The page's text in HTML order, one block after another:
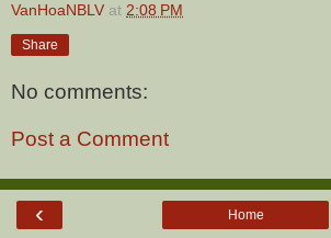
VanHoaNBLV at 2:08 PM
Share
No comments:
Post a Comment
‹ Home